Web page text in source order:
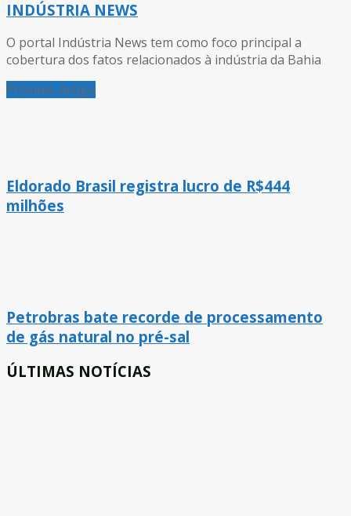
INDÚSTRIA NEWS
O portal Indústria News tem como foco principal a
cobertura dos fatos relacionados à indústria da Bahia
Próximo Artigo
Eldorado Brasil registra lucro de R$444
milhões
Petrobras bate recorde de processamento
de gás natural no pré-sal
ÚLTIMAS NOTÍCIAS